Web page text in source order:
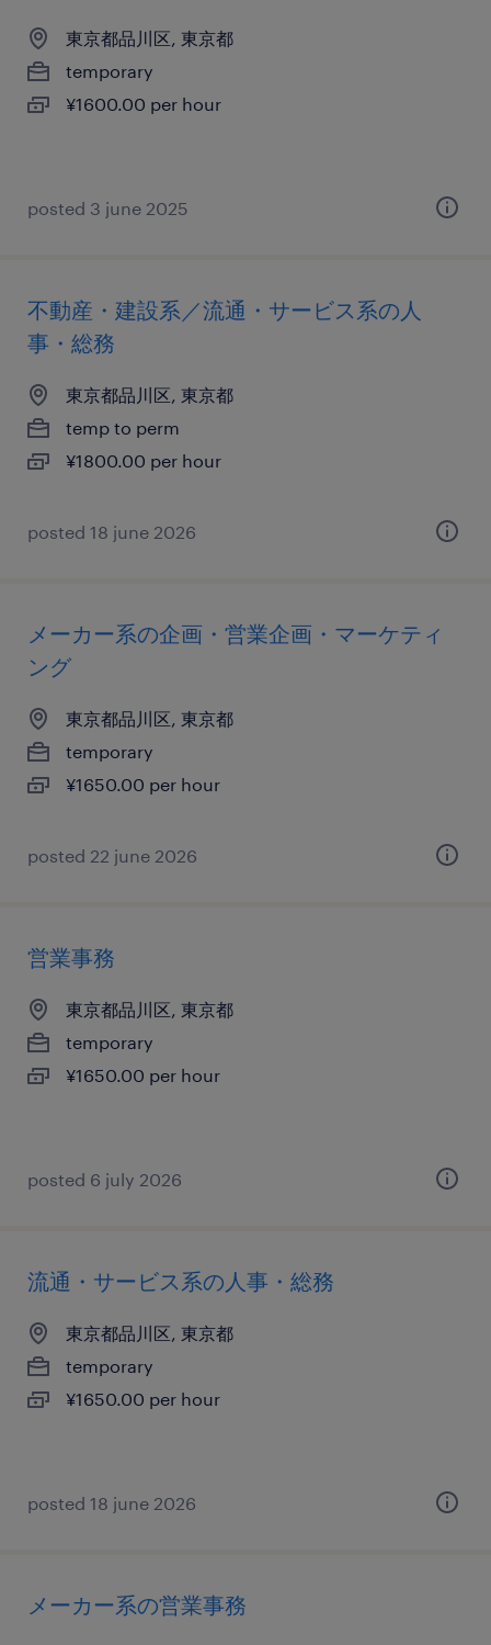
東京都品川区, 東京都
temporary
¥1600.00 per hour
posted 3 june 2025
不動産・建設系／流通・サービス系の人
事・総務
東京都品川区, 東京都
temp to perm
¥1800.00 per hour
posted 18 june 2026
メーカー系の企画・営業企画・マーケティ
ング
東京都品川区, 東京都
temporary
¥1650.00 per hour
posted 22 june 2026
営業事務
東京都品川区, 東京都
temporary
¥1650.00 per hour
posted 6 july 2026
流通・サービス系の人事・総務
東京都品川区, 東京都
temporary
¥1650.00 per hour
posted 18 june 2026
メーカー系の営業事務